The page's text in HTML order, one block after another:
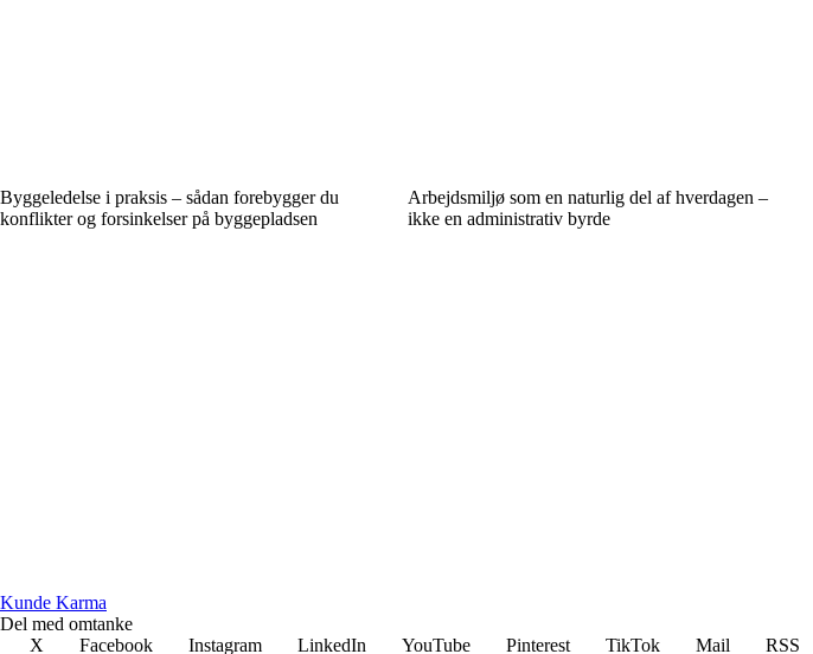
Byggeledelse i praksis – sådan forebygger du
konflikter og forsinkelser på byggepladsen
Arbejdsmiljø som en naturlig del af hverdagen –
ikke en administrativ byrde
Kunde Karma
Del med omtanke
X
Facebook Instagram LinkedIn YouTube Pinterest TikTok Mail RSS